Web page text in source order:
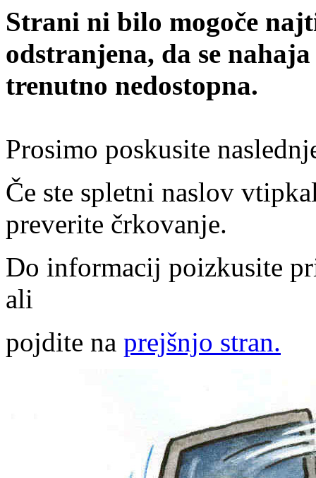
Strani ni bilo mogoče
odstranjena, da se
trenutno nedostopna.
Prosimo poskusite
Če ste spletni naslov
preverite črkovanje.
Do informacij poizkusite
ali
pojdite na prejšnjo stran.